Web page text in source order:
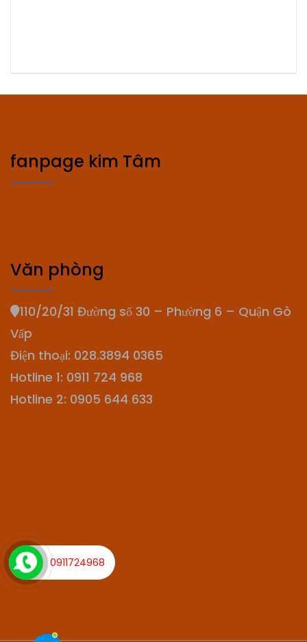
fanpage kim Tâm
Văn phòng
110/20/31 Đường số 30 – Phường 6 – Quận Gò
Vấp
Điện thoại: 028.3894 0365
Hotline 1: 0911 724 968
Hotline 2: 0905 644 633
0911724968